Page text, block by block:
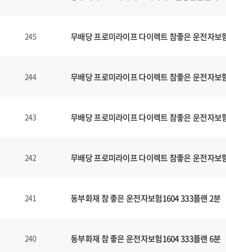
245 무배당 프로미라이프 다이렉트 참좋은 운전자보
244 무배당 프로미라이프 다이렉트 참좋은 운전자보
243 무배당 프로미라이프 다이렉트 참좋은 운전자보
242 무배당 프로미라이프 다이렉트 참좋은 운전자보
241 동부화재 참 좋은 운전자보험1604 333플랜 2분
240 동부화재 참 좋은 운전자보험1604 333플랜 6분